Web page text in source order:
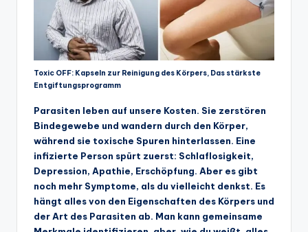
Toxic OFF: Kapseln zur Reinigung des Körpers, Das stärkste
Entgiftungsprogramm
Parasiten leben auf unsere Kosten. Sie zerstören
Bindegewebe und wandern durch den Körper,
während sie toxische Spuren hinterlassen. Eine
infizierte Person spürt zuerst: Schlaflosigkeit,
Depression, Apathie, Erschöpfung. Aber es gibt
noch mehr Symptome, als du vielleicht denkst. Es
hängt alles von den Eigenschaften des Körpers und
der Art des Parasiten ab. Man kann gemeinsame